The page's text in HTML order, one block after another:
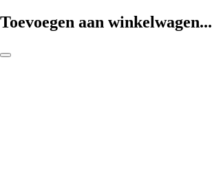
Toevoegen aan winkelwagen...